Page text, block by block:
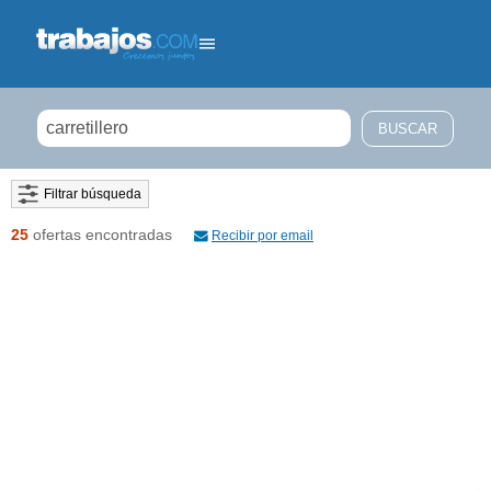
Filtrar búsqueda
25 ofertas encontradas Recibir por email